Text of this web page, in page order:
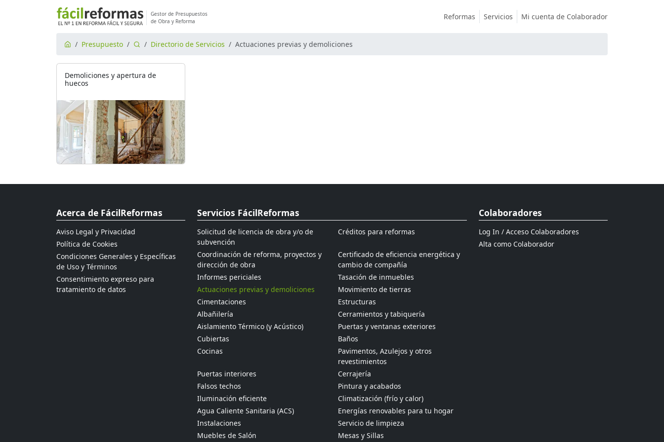
Gestor de Presupuestos
de Obra y Reforma
Reformas Servicios Mi cuenta de Colaborador
Presupuesto Directorio de Servicios Actuaciones previas y demoliciones
Demoliciones y apertura de
huecos
Acerca de FácilReformas
Aviso Legal y Privacidad
Política de Cookies
Condiciones Generales y Específicas
de Uso y Términos
Consentimiento expreso para
tratamiento de datos
Servicios FácilReformas
Solicitud de licencia de obra y/o de
subvención
Créditos para reformas
Coordinación de reforma, proyectos y
dirección de obra
Certificado de eficiencia energética y
cambio de compañía
Informes periciales
Tasación de inmuebles
Actuaciones previas y demoliciones
Movimiento de tierras
Cimentaciones
Estructuras
Albañilería
Cerramientos y tabiquería
Aislamiento Térmico (y Acústico)
Puertas y ventanas exteriores
Cubiertas
Baños
Cocinas
Pavimentos, Azulejos y otros
revestimientos
Puertas interiores
Cerrajería
Falsos techos
Pintura y acabados
Iluminación eficiente
Climatización (frío y calor)
Agua Caliente Sanitaria (ACS)
Energías renovables para tu hogar
Instalaciones
Servicio de limpieza
Muebles de Salón
Mesas y Sillas
Colaboradores
Log In / Acceso Colaboradores
Alta como Colaborador